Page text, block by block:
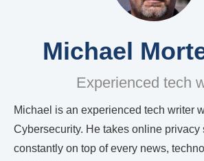
Michael
Experienced tech
Michael is an experienced tech writer
Cybersecurity. He takes online privacy
constantly on top of every news,